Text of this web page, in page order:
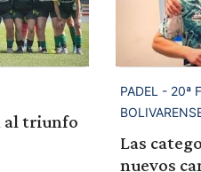
al triunfo
PADEL - 20ª
Las
nuevos